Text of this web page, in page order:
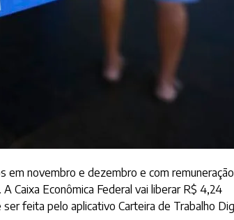
em novembro e dezembro e com
Caixa Econômica Federal vai liberar R$ 4,24
feita pelo aplicativo Carteira de Trabalho